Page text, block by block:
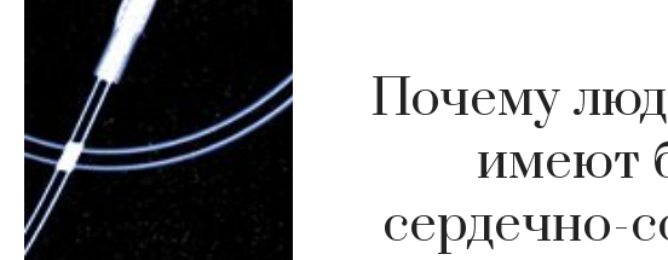
Почему
имеют
сердечно-